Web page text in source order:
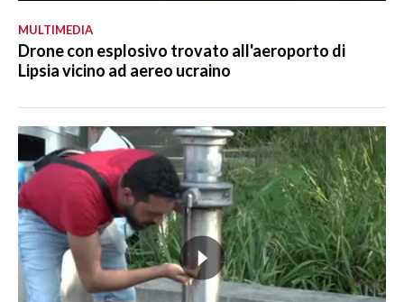
MULTIMEDIA
Drone con esplosivo trovato all'aeroporto di
Lipsia vicino ad aereo ucraino